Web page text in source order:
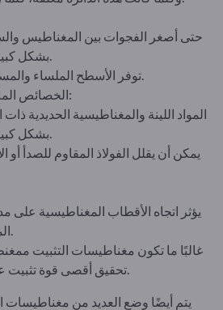
حتى أصغر الفجوات بين المغناطيس
بشكل كبير من قوة الإمساك.
توفر الأسطح الملساء والمسطحة أفضل النتائج.
الخصائص المادية لسطح التثبيت:
المواد اللينة والمغناطيسية الحديدية ذات
بشكل كبير من قوة الإمساك.
يمكن أن يقلل الفولاذ المقاوم للصدأ
يؤثر اتجاه الأقطاب المغناطيسية على
المجال المغناطيسي.
غالبًا ما تكون مغناطيسات التثبيت
تحقيق أقصى قوة تثبيت على سطح التلامس.
يتم أيضًا وضع العديد من مغناطيسات